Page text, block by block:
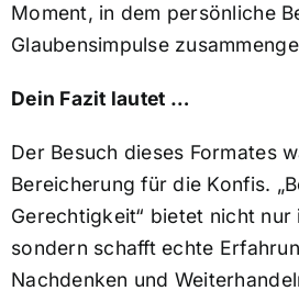
Moment, in dem persönliche
Glaubensimpulse
Dein Fazit lautet …
Der Besuch dieses Formates
Bereicherung für die Konfis.
Gerechtigkeit“ bietet nicht nur
sondern schafft echte
Nachdenken und